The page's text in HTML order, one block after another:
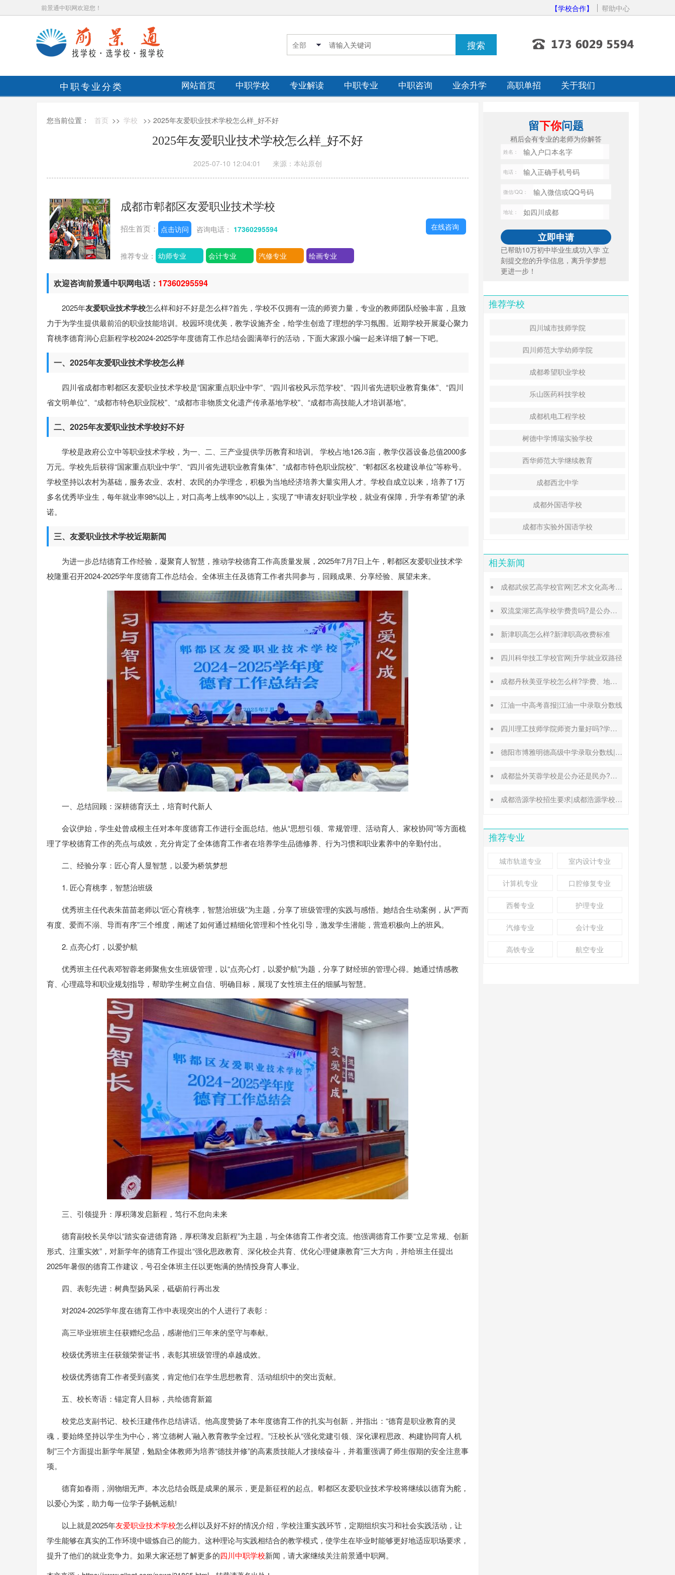
前景通中职网欢迎您！ 【学校合作】 帮助中心
中职专业分类 网站首页 中职学校 专业解读 中职专业 中职咨询 业余升学 高职单招 关于我们
您当前位置： 首页 >> 学校 >> 2025年友爱职业技术学校怎么样_好不好
2025年友爱职业技术学校怎么样_好不好
2025-07-10 12:04:01 来源：本站原创
成都市郫都区友爱职业技术学校
招生首页： 点击访问 咨询电话： 17360295594
推荐专业： 幼师专业 会计专业 汽修专业 绘画专业
在线咨询
欢迎咨询前景通中职网电话： 17360295594
2025年友爱职业技术学校怎么样和好不好是怎么样?首先，学校不仅拥有一流的师资力量，专业的教师团队经验丰富，且致
力于为学生提供最前沿的职业技能培训。校园环境优美，教学设施齐全，给学生创造了理想的学习氛围。近期学校开展凝心聚力
育桃李德育润心启新程学校2024-2025学年度德育工作总结会圆满举行的活动，下面大家跟小编一起来详细了解一下吧。
一、2025年友爱职业技术学校怎么样
四川省成都市郫都区友爱职业技术学校是“国家重点职业中学”、“四川省校风示范学校”、“四川省先进职业教育集体”、“四川
省文明单位”、“成都市特色职业院校”、“成都市非物质文化遗产传承基地学校”、“成都市高技能人才培训基地”。
二、2025年友爱职业技术学校好不好
学校是政府公立中等职业技术学校，为一、二、三产业提供学历教育和培训。 学校占地126.3亩，教学仪器设备总值2000多
万元。学校先后获得“国家重点职业中学”、“四川省先进职业教育集体”、“成都市特色职业院校”、“郫都区名校建设单位”等称号。
学校坚持以农村为基础，服务农业、农村、农民的办学理念，积极为当地经济培养大量实用人才。学校自成立以来，培养了1万
多名优秀毕业生，每年就业率98%以上，对口高考上线率90%以上，实现了“申请友好职业学校，就业有保障，升学有希望”的承
诺。
三、友爱职业技术学校近期新闻
为进一步总结德育工作经验，凝聚育人智慧，推动学校德育工作高质量发展，2025年7月7日上午，郫都区友爱职业技术学
校隆重召开2024-2025学年度德育工作总结会。全体班主任及德育工作者共同参与，回顾成果、分享经验、展望未来。
一、总结回顾：深耕德育沃土，培育时代新人
会议伊始，学生处曾成根主任对本年度德育工作进行全面总结。他从“思想引领、常规管理、活动育人、家校协同”等方面梳
理了学校德育工作的亮点与成效，充分肯定了全体德育工作者在培养学生品德修养、行为习惯和职业素养中的辛勤付出。
二、经验分享：匠心育人显智慧，以爱为桥筑梦想
1. 匠心育桃李，智慧治班级
优秀班主任代表朱苗苗老师以“匠心育桃李，智慧治班级”为主题，分享了班级管理的实践与感悟。她结合生动案例，从“严而
有度、爱而不溺、导而有序”三个维度，阐述了如何通过精细化管理和个性化引导，激发学生潜能，营造积极向上的班风。
2. 点亮心灯，以爱护航
优秀班主任代表邓智蓉老师聚焦女生班级管理，以“点亮心灯，以爱护航”为题，分享了财经班的管理心得。她通过情感教
育、心理疏导和职业规划指导，帮助学生树立自信、明确目标，展现了女性班主任的细腻与智慧。
三、引领提升：厚积薄发启新程，笃行不怠向未来
德育副校长吴华以“踏实奋进德育路，厚积薄发启新程”为主题，与全体德育工作者交流。他强调德育工作要“立足常规、创新
形式、注重实效”，对新学年的德育工作提出“强化思政教育、深化校企共育、优化心理健康教育”三大方向，并给班主任提出
2025年暑假的德育工作建议，号召全体班主任以更饱满的热情投身育人事业。
四、表彰先进：树典型扬风采，砥砺前行再出发
对2024-2025学年度在德育工作中表现突出的个人进行了表彰：
高三毕业班班主任获赠纪念品，感谢他们三年来的坚守与奉献。
校级优秀班主任获颁荣誉证书，表彰其班级管理的卓越成效。
校级优秀德育工作者受到嘉奖，肯定他们在学生思想教育、活动组织中的突出贡献。
五、校长寄语：锚定育人目标，共绘德育新篇
校党总支副书记、校长汪建伟作总结讲话。他高度赞扬了本年度德育工作的扎实与创新，并指出：“德育是职业教育的灵
魂，要始终坚持以学生为中心，将‘立德树人’融入教育教学全过程。”汪校长从“强化党建引领、深化课程思政、构建协同育人机
制”三个方面提出新学年展望，勉励全体教师为培养“德技并修”的高素质技能人才接续奋斗，并着重强调了师生假期的安全注意事
项。
德育如春雨，润物细无声。本次总结会既是成果的展示，更是新征程的起点。郫都区友爱职业技术学校将继续以德育为舵，
以爱心为桨，助力每一位学子扬帆远航!
以上就是2025年友爱职业技术学校怎么样以及好不好的情况介绍，学校注重实践环节，定期组织实习和社会实践活动，让
学生能够在真实的工作环境中锻炼自己的能力。这种理论与实践相结合的教学模式，使学生在毕业时能够更好地适应职场要求，
提升了他们的就业竞争力。如果大家还想了解更多的四川中职学校新闻，请大家继续关注前景通中职网。
留下你问题
稍后会有专业的老师为你解答
姓名：
电话：
微信/QQ：
地址：
已帮助10万初中毕业生成功入学 立
刻提交您的升学信息，离升学梦想
更进一步！
推荐学校
四川城市技师学院
四川师范大学幼师学院
成都希望职业学校
乐山医药科技学校
成都机电工程学校
树德中学博瑞实验学校
西华师范大学继续教育
成都西北中学
成都外国语学校
成都市实验外国语学校
相关新闻
成都武侯艺高学校官网|艺术文化高考班能高考吗
双流棠湖艺高学校学费贵吗?是公办还是民办
新津职高怎么样?新津职高收费标准
四川科华技工学校官网|升学就业双路径
成都丹秋美亚学校怎么样?学费、地址、办学特色汇总
江油一中高考喜报|江油一中录取分数线
四川理工技师学院师资力量好吗?学校地址在哪里
德阳市博雅明德高级中学录取分数线|德阳中考普高参考
成都盐外芙蓉学校是公办还是民办?高考升学率高吗?
成都浩源学校招生要求|成都浩源学校升学率高吗?
推荐专业
城市轨道专业 室内设计专业
计算机专业 口腔修复专业
西餐专业 护理专业
汽修专业 会计专业
高铁专业 航空专业